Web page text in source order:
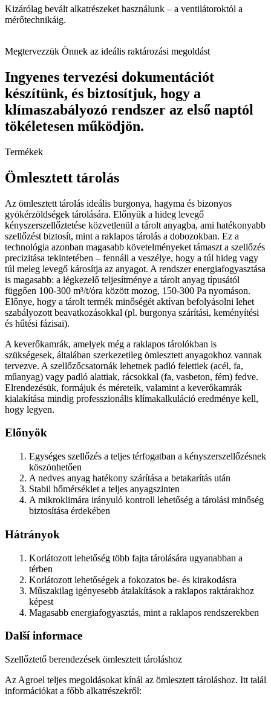
Kizárólag bevált alkatrészeket használunk – a ventilátoroktól a
mérőtechnikáig.
Megtervezzük Önnek az ideális raktározási megoldást
Ingyenes tervezési dokumentációt
készítünk, és biztosítjuk, hogy a
klímaszabályozó rendszer az első naptól
tökéletesen működjön.
Termékek
Ömlesztett tárolás
Az ömlesztett tárolás ideális burgonya, hagyma és bizonyos
gyökérzöldségek tárolására. Előnyük a hideg levegő
kényszerszellőztetése közvetlenül a tárolt anyagba, ami hatékonyabb
szellőzést biztosít, mint a raklapos tárolás a dobozokban. Ez a
technológia azonban magasabb követelményeket támaszt a szellőzés
precizitása tekintetében – fennáll a veszélye, hogy a túl hideg vagy
túl meleg levegő károsítja az anyagot. A rendszer energiafogyasztása
is magasabb: a légkezelő teljesítménye a tárolt anyag típusától
függően 100-300 m³/t/óra között mozog, 150-300 Pa nyomáson.
Előnye, hogy a tárolt termék minőségét aktívan befolyásolni lehet
szabályozott beavatkozásokkal (pl. burgonya szárítási, keményítési
és hűtési fázisai).
A keverőkamrák, amelyek még a raklapos tárolókban is
szükségesek, általában szerkezetileg ömlesztett anyagokhoz vannak
tervezve. A szellőzőcsatornák lehetnek padló felettiek (acél, fa,
műanyag) vagy padló alattiak, rácsokkal (fa, vasbeton, fém) fedve.
Elrendezésük, formájuk és méreteik, valamint a keverőkamrák
kialakítása mindig professzionális klímakalkuláció eredménye kell,
hogy legyen.
Előnyök
Egységes szellőzés a teljes térfogatban a kényszerszellőzésnek
köszönhetően
A nedves anyag hatékony szárítása a betakarítás után
Stabil hőmérséklet a teljes anyagszinten
A mikroklimára irányuló kontroll lehetőség a tárolási minőség
biztosítása érdekében
Hátrányok
Korlátozott lehetőség több fajta tárolására ugyanabban a
térben
Korlátozott lehetőségek a fokozatos be- és kirakodásra
Műszakilag igényesebb átalakítások a raklapos raktárakhoz
képest
Magasabb energiafogyasztás, mint a raklapos rendszerekben
Další informace
Szellőztető berendezések ömlesztett tároláshoz
Az Agroel teljes megoldásokat kínál az ömlesztett tároláshoz. Itt talál
információkat a főbb alkatrészekről: